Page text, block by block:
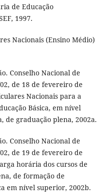
de Educação
1997.
Nacionais (Ensino Médio)
Conselho Nacional de
de 18 de fevereiro de
Nacionais para a
Básica, em nível
de graduação plena, 2002a.
Conselho Nacional de
de 19 de fevereiro de
horária dos cursos de
de formação de
em nível superior, 2002b.